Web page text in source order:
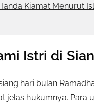
Tanda Kiamat Menurut
Istri di
hari bulan
jelas hukumnya.